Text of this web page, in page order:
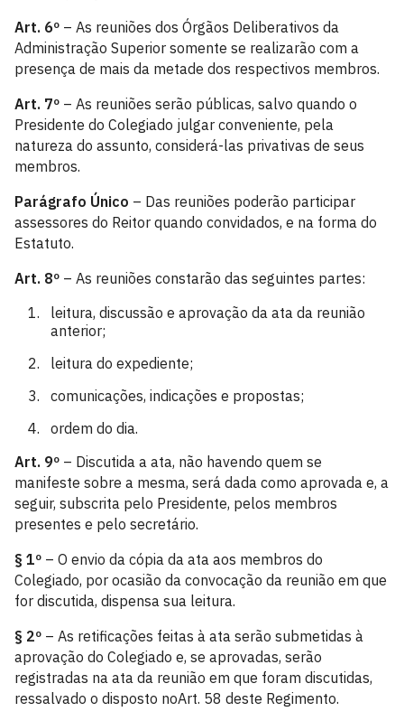
Art. 6º – As reuniões dos Órgãos Deliberativos da
Administração Superior somente se realizarão com a
presença de mais da metade dos respectivos membros.
Art. 7º – As reuniões serão públicas, salvo quando o
Presidente do Colegiado julgar conveniente, pela
natureza do assunto, considerá-las privativas de seus
membros.
Parágrafo Único – Das reuniões poderão participar
assessores do Reitor quando convidados, e na forma do
Estatuto.
Art. 8º – As reuniões constarão das seguintes partes:
leitura, discussão e aprovação da ata da reunião
anterior;
leitura do expediente;
comunicações, indicações e propostas;
ordem do dia.
Art. 9º – Discutida a ata, não havendo quem se
manifeste sobre a mesma, será dada como aprovada e, a
seguir, subscrita pelo Presidente, pelos membros
presentes e pelo secretário.
§ 1º – O envio da cópia da ata aos membros do
Colegiado, por ocasião da convocação da reunião em que
for discutida, dispensa sua leitura.
§ 2º – As retificações feitas à ata serão submetidas à
aprovação do Colegiado e, se aprovadas, serão
registradas na ata da reunião em que foram discutidas,
ressalvado o disposto noArt. 58 deste Regimento.